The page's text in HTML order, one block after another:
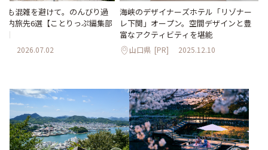
も混雑を避けて。のんびり過
内旅先6選【ことりっぷ編集部
】
2026.07.02
海峡のデザイナーズホテル「リゾナー
レ下関」オープン。空間デザインと豊
富なアクティビティを堪能
山口県 [PR] 2025.12.10